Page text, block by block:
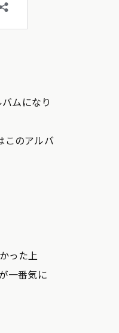
ムになり
このアルバ
った上
一番気に